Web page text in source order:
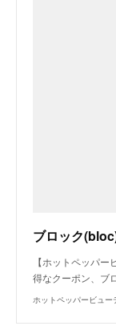
ブロック
【ホットペッパ
得なクーポン、ブ
ホットペッパービュー